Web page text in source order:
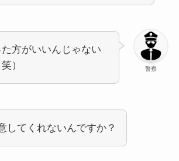
警察
方がいいんじゃない
）
してくれないんですか？